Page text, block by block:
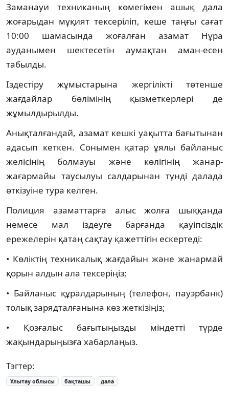
Заманауи техниканың көмегімен ашық дала
жоғарыдан мұқият тексеріліп, кеше таңғы сағат
10:00 шамасында жоғалған азамат Нұра
ауданымен шектесетін аумақтан аман-есен
табылды.
Іздестіру жұмыстарына жергілікті төтенше
жағдайлар бөлімінің қызметкерлері де
жұмылдырылды.
Анықталғандай, азамат кешкі уақытта бағытынан
адасып кеткен. Сонымен қатар ұялы байланыс
желісінің болмауы және көлігінің жанар-
жағармайы таусылуы салдарынан түнді далада
өткізуіне тура келген.
Полиция азаматтарға алыс жолға шыққанда
немесе мал іздеуге барғанда қауіпсіздік
ережелерін қатаң сақтау қажеттігін ескертеді:
• Көліктің техникалық жағдайын және жанармай
қорын алдын ала тексеріңіз;
• Байланыс құралдарының (телефон, пауэрбанк)
толық зарядталғанына көз жеткізіңіз;
• Қозғалыс бағытыңызды міндетті түрде
жақындарыңызға хабарлаңыз.
Тэгтер:
Ұлытау облысы бақташы дала